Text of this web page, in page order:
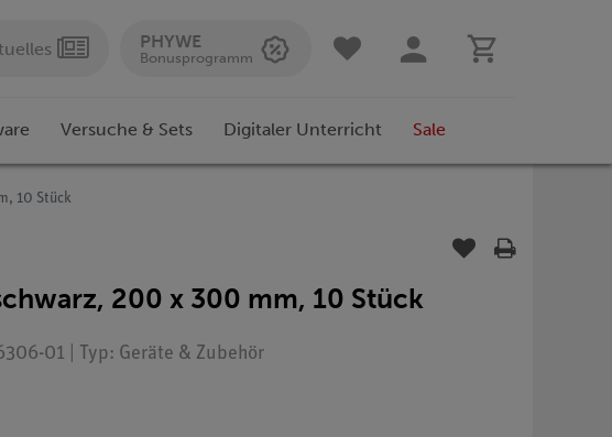
PHYWE
Bonusprogramm
Versuche & Sets Digitaler Unterricht Sale
10 Stück
200 x 300 mm, 10 Stück
01 | Typ: Geräte & Zubehör